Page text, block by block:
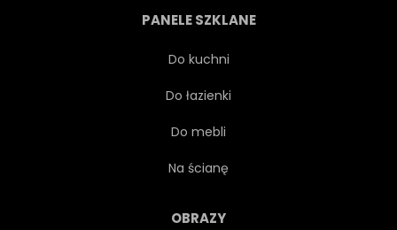
PANELE SZKLANE
Do kuchni
Do łazienki
Do mebli
Na ścianę
OBRAZY